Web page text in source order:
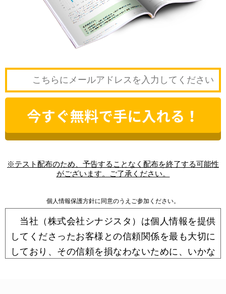
※テスト配布のため、予告することなく配布を終了する可能性
がございます。ご了承ください。
個人情報保護方針に同意のうえご参加ください。
当社（株式会社シナジスタ）は個人情報を提供
してくださったお客様との信頼関係を最も大切に
しており、その信頼を損なわないために、いかな